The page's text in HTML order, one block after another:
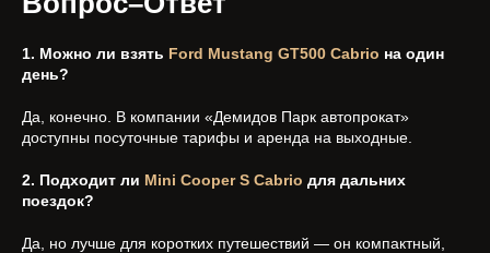
1. Можно ли взять Ford Mustang GT500 Cabrio на один
день?
Да, конечно. В компании «Демидов Парк автопрокат»
доступны посуточные тарифы и аренда на выходные.
2. Подходит ли Mini Cooper S Cabrio для дальних
поездок?
Да, но лучше для коротких путешествий — он компактный,